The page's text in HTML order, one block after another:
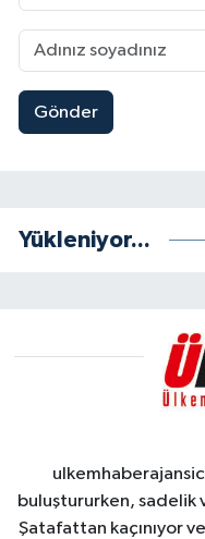
Gönder
Yükleniyor...
buluştururken, sadelik
Şatafattan kaçınıyor